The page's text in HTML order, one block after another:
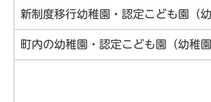
新制度移行幼稚園・認定こども園（幼
町内の幼稚園・認定こども園（幼稚